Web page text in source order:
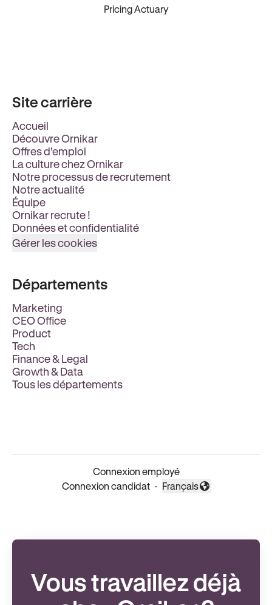
Pricing Actuary
Site carrière
Accueil
Découvre Ornikar
Offres d'emploi
La culture chez Ornikar
Notre processus de recrutement
Notre actualité
Équipe
Ornikar recrute !
Données et confidentialité
Gérer les cookies
Départements
Marketing
CEO Office
Product
Tech
Finance & Legal
Growth & Data
Tous les départements
Connexion employé
Connexion candidat ·
Changer la langue
Français
Vous travaillez déjà